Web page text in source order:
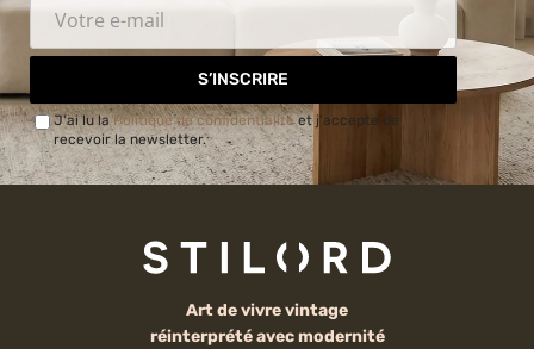
S’INSCRIRE
J'ai lu laPolitique de confidentialitéet j'accepte de
recevoir la newsletter.
Art de vivre vintage
réinterprété avec modernité